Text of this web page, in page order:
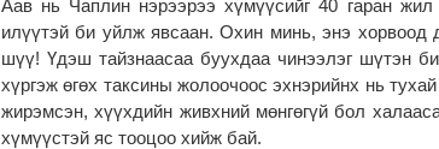
Аав нь Чаплин нэрээрээ хүмүүсийг 40 гаран жил
илүүтэй би уйлж явсаан. Охин минь, энэ хорвоод
шүү! Үдэш тайзнаасаа буухдаа чинээлэг шүтэн
хүргэж өгөх таксины жолоочоос эхнэрийнх нь
жирэмсэн, хүүхдийн живхний мөнгөгүй бол
хүмүүстэй яс тооцоо хийж бай.